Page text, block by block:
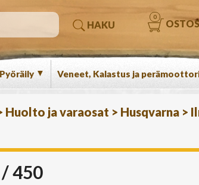
HAKU
0
Pyöräily ▼ Veneet, Kalastus ja
Huolto ja varaosat > Husqvarna >
450